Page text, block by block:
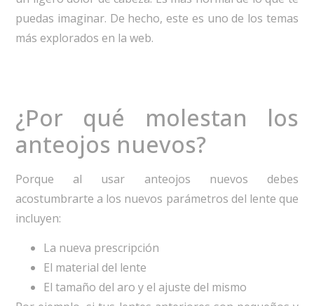
puedas imaginar. De hecho, este es uno de los temas
más explorados en la web.
¿Por qué molestan los
anteojos nuevos?
Porque al usar anteojos nuevos debes
acostumbrarte a los nuevos parámetros del lente que
incluyen:
La nueva prescripción
El material del lente
El tamaño del aro y el ajuste del mismo